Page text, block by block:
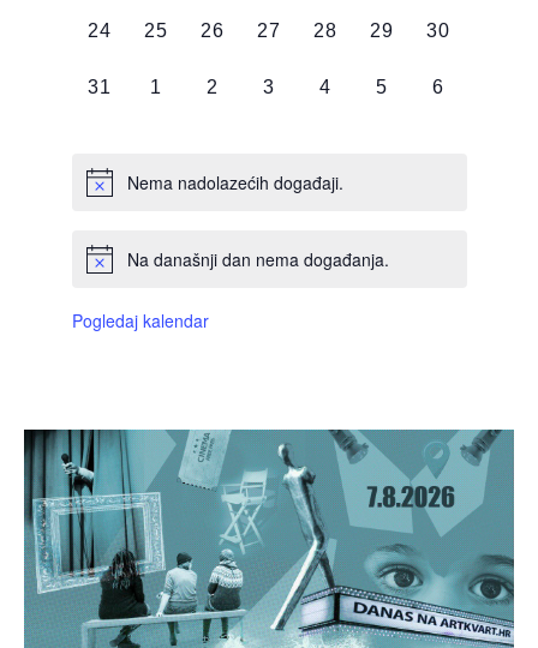
0
24
0
25
0
26
0
27
0
28
0
29
0
30
0
31
0
1
0
2
0
3
0
4
0
5
0
6
Nema nadolazećih događaji.
Na današnji dan nema događanja.
Pogledaj kalendar